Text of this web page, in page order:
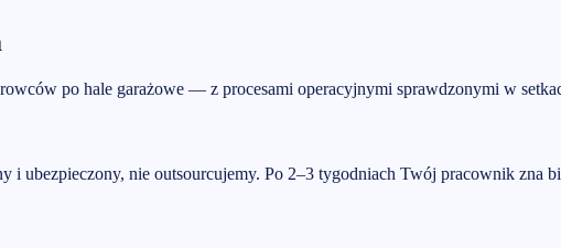
po hale garażowe — z procesami operacyjnymi sprawdzonymi w
i ubezpieczony, nie outsourcujemy. Po 2–3 tygodniach Twój pracownik zna